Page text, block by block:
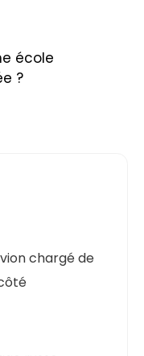
école
?
chargé de